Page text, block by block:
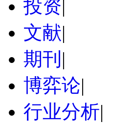
投资|
文献|
期刊 |
博弈论|
行业分析|